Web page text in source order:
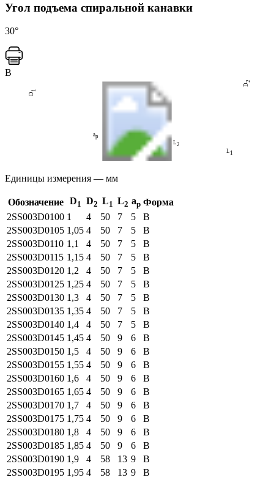
Угол подъема спиральной канавки
30°
B
L1
L2
ap
D
1
D
2
Единицы измерения — мм
Обозначение D1 D2 L1 L2 ap Форма
2SS003D0100 1 4 50 7 5
B
2SS003D0105 1,05 4 50 7 5
B
2SS003D0110 1,1 4 50 7 5
B
2SS003D0115 1,15 4 50 7 5
B
2SS003D0120 1,2 4 50 7 5
B
2SS003D0125 1,25 4 50 7 5
B
2SS003D0130 1,3 4 50 7 5
B
2SS003D0135 1,35 4 50 7 5
B
2SS003D0140 1,4 4 50 7 5
B
2SS003D0145 1,45 4 50 9 6
B
2SS003D0150 1,5 4 50 9 6
B
2SS003D0155 1,55 4 50 9 6
B
2SS003D0160 1,6 4 50 9 6
B
2SS003D0165 1,65 4 50 9 6
B
2SS003D0170 1,7 4 50 9 6
B
2SS003D0175 1,75 4 50 9 6
B
2SS003D0180 1,8 4 50 9 6
B
2SS003D0185 1,85 4 50 9 6
B
2SS003D0190 1,9 4 58 13 9
B
2SS003D0195 1,95 4 58 13 9
B